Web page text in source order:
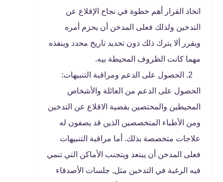
اتخاذ القرار أهم خطوة في نجاح الإقلاع عن
التدخين ولذلك فعلى المدخن أن يحزم أمره
ويقرر ألا يترك ذلك دون تحديد تاريخ محدد وينفذه
مهما كانت الظروف المحيطة بيه.
الحصول على الدعم ومراقبة التنبيهات:
الحصول على الدعم من العائلة والأشخاص
المحيطين والمختصين بقضية الاقلاع عن التدخين
ومن الأطباء المتخصصين الذين قد يصفون له
علاجات متخصصة بذلك. أما مراقبة التنبيهات
فعلى المدخن أن يبتعد ويتجنب الأماكن التي تنمي
فيه الرغبة في التدخين مثل, جلسات الأصدقاء